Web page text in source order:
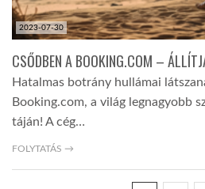
2023-07-30
CSŐDBEN A BOOKING.COM –
Hatalmas botrány hullámai
Booking.com, a világ legnagyobb
táján! A cég…
FOLYTATÁS →